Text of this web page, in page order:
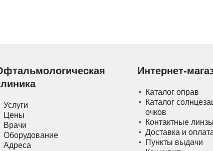
Услуги
Цены
Врачи
Оборудование
Адреса
Интернет-
Каталог оправ
Каталог
очков
Контактные линзы
Доставка и
Пункты выдачи